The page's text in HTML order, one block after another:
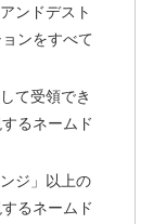
ンドデスト
ンをすべて
て受領でき
るネームド
ジ」以上の
るネームド